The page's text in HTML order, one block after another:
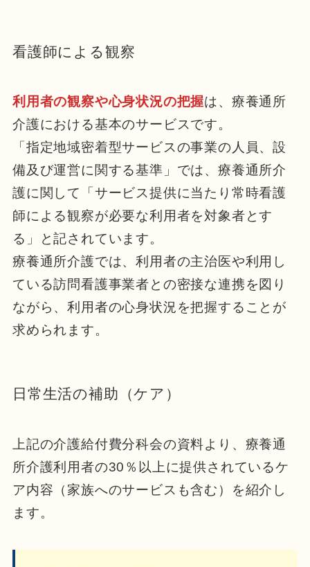
看護師による観察
利用者の観察や心身状況の把握は、療養通所
介護における基本のサービスです。
「指定地域密着型サービスの事業の人員、設
備及び運営に関する基準」では、療養通所介
護に関して「サービス提供に当たり常時看護
師による観察が必要な利用者を対象者とす
る」と記されています。
療養通所介護では、利用者の主治医や利用し
ている訪問看護事業者との密接な連携を図り
ながら、利用者の心身状況を把握することが
求められます。
日常生活の補助（ケア）
上記の介護給付費分科会の資料より、療養通
所介護利用者の30％以上に提供されているケ
ア内容（家族へのサービスも含む）を紹介し
ます。